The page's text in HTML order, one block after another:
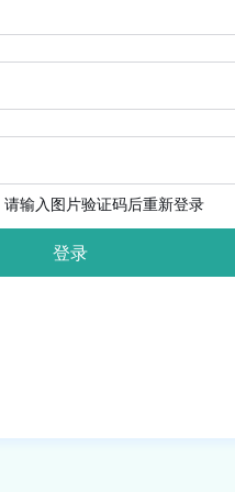
输入图片验证码后重新登录